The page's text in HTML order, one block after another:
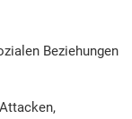
Beziehungen